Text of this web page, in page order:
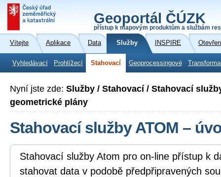
Geoportál ČÚZK
přístup k mapovým produktům a službám
Vítejte Aplikace Data Služby INSPIRE
Vyhledávací Prohlížecí Stahovací Geoprocessingové
Nyní jste zde: Služby / Stahovací / Stahovací
geometrické plány
Stahovací služby ATOM –
Stahovací služby Atom pro on-line přístup k
stahovat data v podobě předpřipravených